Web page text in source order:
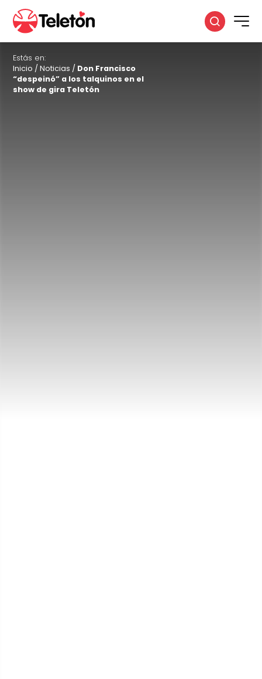
Estás en:
Inicio /Noticias / Don Francisco
“despeinó” a los talquinos en el
show de gira Teletón